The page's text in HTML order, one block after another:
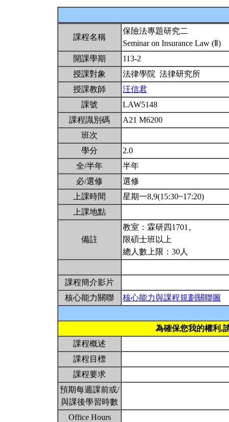
課程名稱
保險法專題研究二
Seminar on Insurance Law (Ⅱ)
開課學期
113-2
授課對象
法律學院 法律研究所
授課教師
汪信君
課號
LAW5148
課程識別碼
A21 M6200
班次
學分
2.0
全/半年
半年
必/選修
選修
上課時間
星期一8,9(15:30~17:20)
上課地點
備註
教室：霖研四1701。
限碩士班以上
總人數上限：30人
課程簡介影片
核心能力關聯
核心能力與課程規劃關聯圖
為確保您我的權利,
課程概述
課程目標
課程要求
預期每週課前或/
與課後學習時數
Office Hours